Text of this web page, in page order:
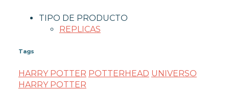
TIPO DE PRODUCTO
REPLICAS
Tags
HARRY POTTER POTTERHEAD UNIVERSO
HARRY POTTER